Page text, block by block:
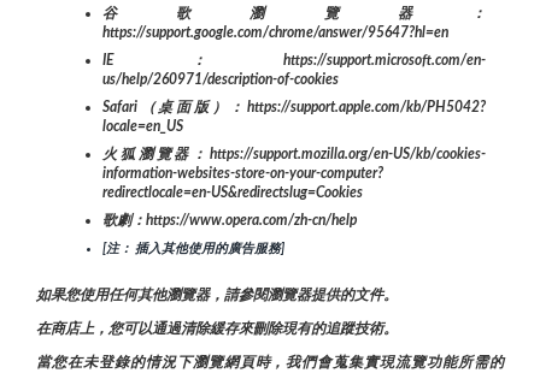
谷歌瀏覽器：
https://support.google.com/chrome/answer/95647?hl=en
IE：https://support.microsoft.com/en-
us/help/260971/description-of-cookies
Safari（桌面版）：https://support.apple.com/kb/PH5042?
locale=en_US
火狐瀏覽器：https://support.mozilla.org/en-US/kb/cookies-
information-websites-store-on-your-computer?
redirectlocale=en-US&redirectslug=Cookies
歌劇：https://www.opera.com/zh-cn/help
[注： 插入其他使用的廣告服務]
如果您使用任何其他瀏覽器，請參閱瀏覽器提供的文件。
在商店上，您可以通過清除緩存來刪除現有的追蹤技術。
當您在未登錄的情況下瀏覽網頁時，我們會蒐集實現流覽功能所需的